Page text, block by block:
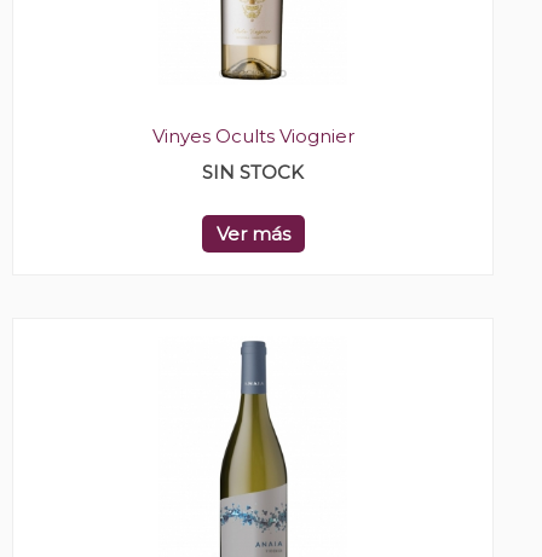
Vinyes Ocults Viognier
SIN STOCK
Ver más